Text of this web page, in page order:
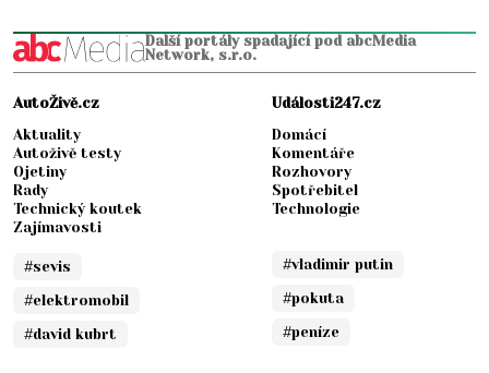
Další portály spadající pod abcMedia
Network, s.r.o.
AutoŽivě.cz
Aktuality
Autoživě testy
Ojetiny
Rady
Technický koutek
Zajímavosti
#sevis
#elektromobil
#david kubrt
Události247.cz
Domácí
Komentáře
Rozhovory
Spotřebitel
Technologie
#vladimir putin
#pokuta
#peníze